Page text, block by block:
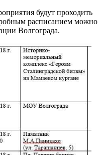
будут проходить
расписанием можно
Волгограда.